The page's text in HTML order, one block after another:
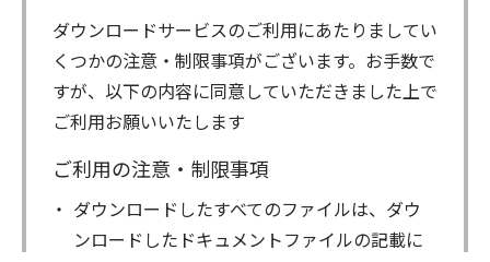
ダウンロードサービスのご利用にあたりましてい
くつかの注意・制限事項がございます。お手数で
すが、以下の内容に同意していただきました上で
ご利用お願いいたします
ご利用の注意・制限事項
ダウンロードしたすべてのファイルは、ダウ
ンロードしたドキュメントファイルの記載に